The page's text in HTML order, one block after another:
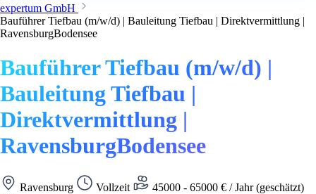
expertum GmbH
Bauführer Tiefbau (m/w/d) | Bauleitung Tiefbau | Direktvermittlung |
RavensburgBodensee
Bauführer Tiefbau (m/w/d) |
Bauleitung Tiefbau |
Direktvermittlung |
RavensburgBodensee
Ravensburg Vollzeit
45000 - 65000 € / Jahr (geschätzt)